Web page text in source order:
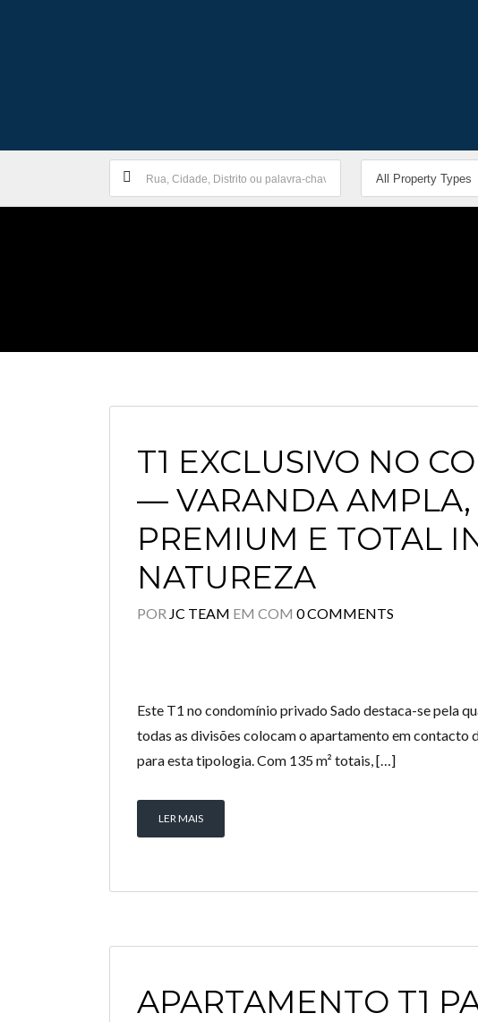
T1 EXCLUSIVO NO
— VARANDA AMPLA,
PREMIUM E TOTAL
NATUREZA
POR JC TEAM EM COM 0 COMMENTS
Este T1 no condomínio privado Sado destaca-se pela
todas as divisões colocam o apartamento em contacto
para esta tipologia. Com 135 m² totais, […]
LER MAIS
APARTAMENTO T1